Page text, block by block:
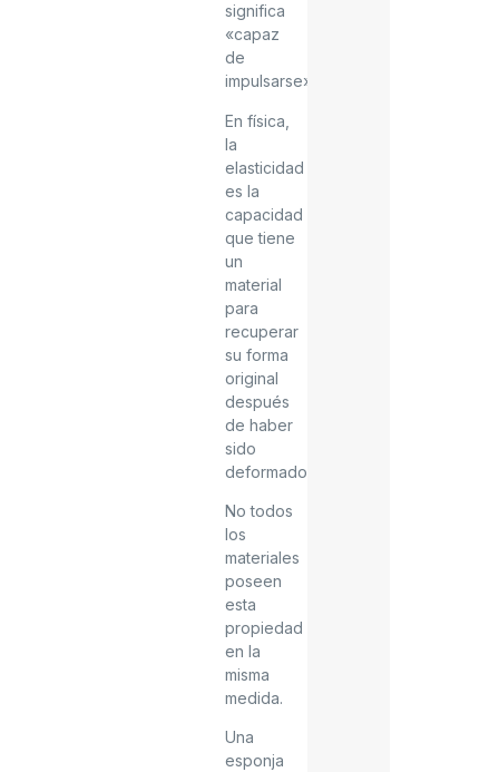
significa
«capaz
de
impulsarse».
En física,
la
elasticidad
es la
capacidad
que tiene
un
material
para
recuperar
su forma
original
después
de haber
sido
deformado.
No todos
los
materiales
poseen
esta
propiedad
en la
misma
medida.
Una
esponja